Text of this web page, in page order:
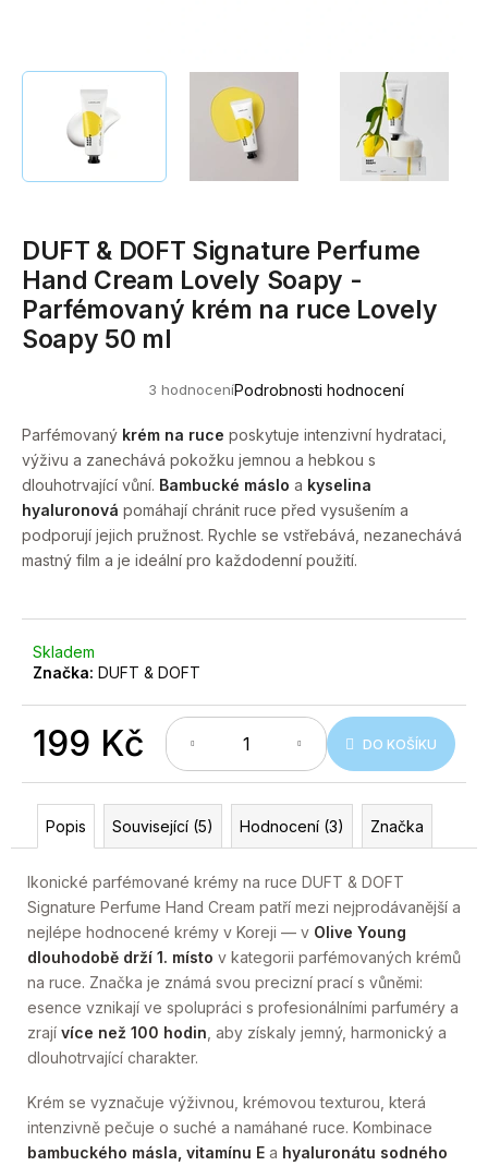
produktu
je
5,0
5
hvězdiček.
3 hodnoceníPodrobnosti hodnocení
DUFT & DOFT Signature Perfume
Hand Cream Lovely Soapy -
Parfémovaný krém na ruce Lovely
Soapy 50 ml
Parfémovaný krém na ruce poskytuje intenzivní hydrataci,
výživu a zanechává pokožku jemnou a hebkou s
dlouhotrvající vůní. Bambucké máslo a kyselina
hyaluronová pomáhají chránit ruce před vysušením a
podporují jejich pružnost. Rychle se vstřebává, nezanechává
mastný film a je ideální pro každodenní použití.
Skladem
Značka: DUFT & DOFT
199 Kč DO KOŠÍKU
Popis Související (5) Hodnocení (3) Značka
Ikonické parfémované krémy na ruce DUFT & DOFT
Signature Perfume Hand Cream patří mezi nejprodávanější a
nejlépe hodnocené krémy v Koreji — v Olive Young
dlouhodobě drží 1. místo v kategorii parfémovaných krémů
na ruce. Značka je známá svou precizní prací s vůněmi:
esence vznikají ve spolupráci s profesionálními parfuméry a
zrají více než 100 hodin , aby získaly jemný, harmonický a
dlouhotrvající charakter.
Krém se vyznačuje výživnou, krémovou texturou, která
intenzivně pečuje o suché a namáhané ruce. Kombinace
bambuckého másla, vitamínu E a hyaluronátu sodného
í
HLEDAT
D
r
u
č
u
j
e
e